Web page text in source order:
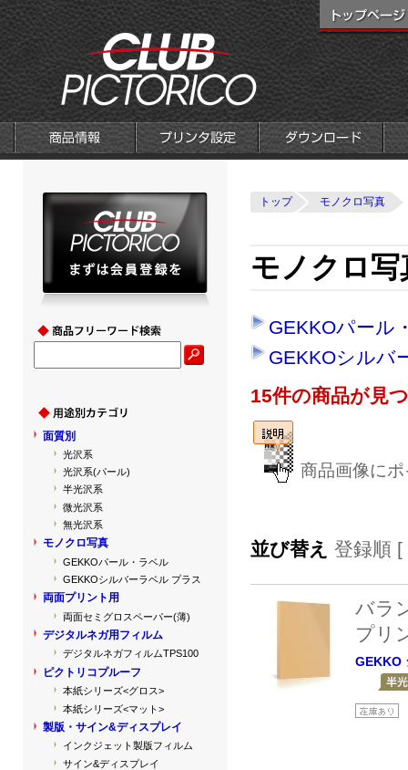
トップ モノクロ写真
モノクロ写
GEKKOパール
GEKKOシルバ
15件の商品が見
商品画像に
並び替え 登録順 [
バラ
プリ
GEKKO
面質別
光沢系
光沢系(パール)
半光沢系
微光沢系
無光沢系
モノクロ写真
GEKKOパール・ラベル
GEKKOシルバーラベル プラス
両面プリント用
両面セミグロスペーパー(薄)
デジタルネガ用フィルム
デジタルネガフィルムTPS100
ピクトリコプルーフ
本紙シリーズ<グロス>
本紙シリーズ<マット>
製版・サイン&ディスプレイ
インクジェット製版フィルム
サイン&ディスプレイ